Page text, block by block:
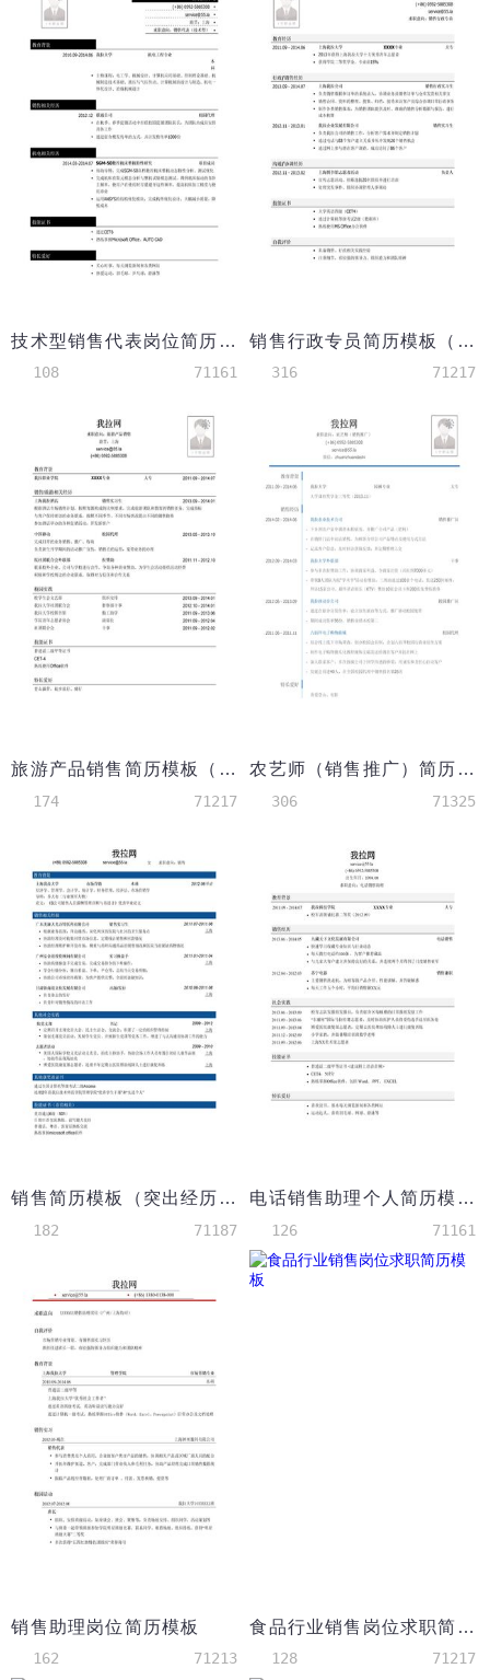
技术型销售代表岗位简历模板
108 71161
销售行政专员简历模板（有自我评价）
316 71217
旅游产品销售简历模板（校园经历多）
174 71217
农艺师（销售推广）简历模板（销售经历多）
306 71325
销售简历模板（突出经历）
182 71187
电话销售助理个人简历模板（突出社会实践）
126 71161
销售助理岗位简历模板
162 71213
食品行业销售岗位求职简历模板
128 71217